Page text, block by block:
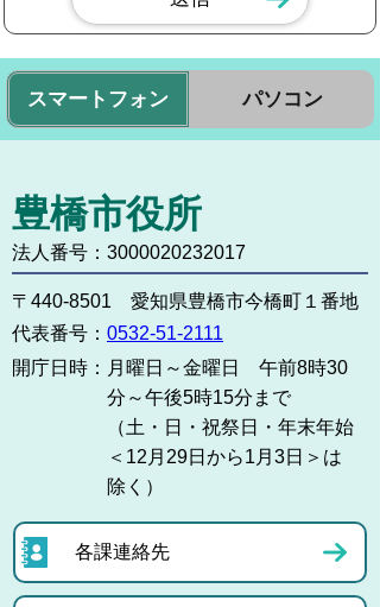
スマートフォン パソコン
豊橋市役所
法人番号：3000020232017
〒440-8501 愛知県豊橋市今橋町１番地
代表番号： 0532-51-2111
開庁日時： 月曜日～金曜日 午前8時30
分～午後5時15分まで
（土・日・祝祭日・年末年始
＜12月29日から1月3日＞は
除く）
各課連絡先